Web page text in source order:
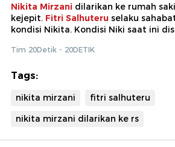
Nikita Mirzani dilarikan ke rumah
kejepit. Fitri Salhuteru selaku
kondisi Nikita. Kondisi Niki saat ini
Tim 20Detik - 20DETIK
Tags:
nikita mirzani
fitri salhuteru
nikita mirzani dilarikan ke rs